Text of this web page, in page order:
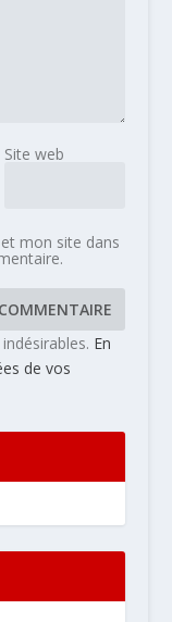
Site web
mon site dans
En
de vos